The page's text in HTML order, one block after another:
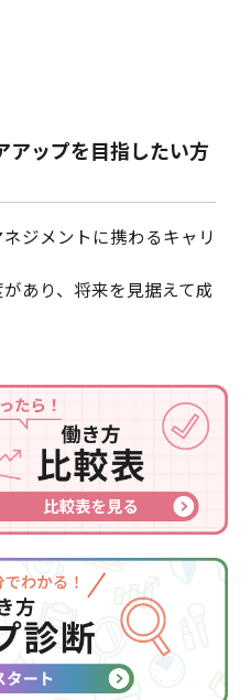
アップを目指したい方
ジメントに携わるキャリ
あり、将来を見据えて成